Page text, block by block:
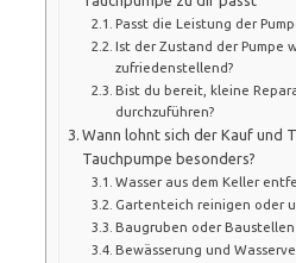
Passt die Leistung der
Ist der Zustand der Pumpe
zufriedenstellend?
Bist du bereit, kleine
durchzuführen?
Wann lohnt sich der Kauf und
Tauchpumpe besonders?
Wasser aus dem Keller
Gartenteich reinigen oder
Baugruben oder
Bewässerung und